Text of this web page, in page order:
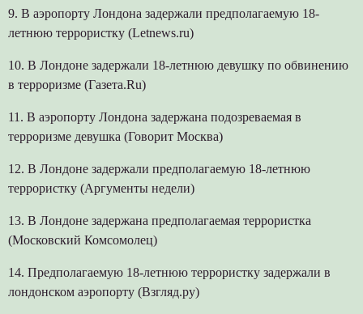
9. В аэропорту Лондона задержали предполагаемую 18-
летнюю террористку (Letnews.ru)
10. В Лондоне задержали 18-летнюю девушку по обвинению
в терроризме (Газета.Ru)
11. В аэропорту Лондона задержана подозреваемая в
терроризме девушка (Говорит Москва)
12. В Лондоне задержали предполагаемую 18-летнюю
террористку (Аргументы недели)
13. В Лондоне задержана предполагаемая террористка
(Московский Комсомолец)
14. Предполагаемую 18-летнюю террористку задержали в
лондонском аэропорту (Взгляд.ру)